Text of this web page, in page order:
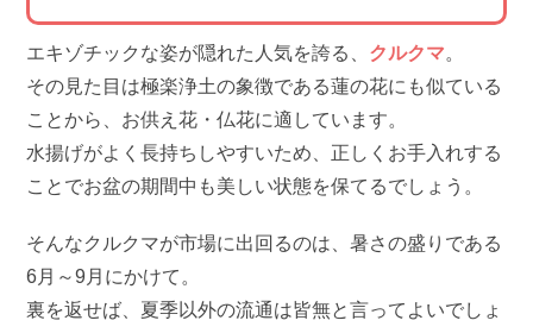
エキゾチックな姿が隠れた人気を誇る、 クルクマ。
その見た目は極楽浄土の象徴である蓮の花にも似ている
ことから、お供え花・仏花に適しています。
水揚げがよく長持ちしやすいため、正しくお手入れする
ことでお盆の期間中も美しい状態を保てるでしょう。
そんなクルクマが市場に出回るのは、暑さの盛りである
6月～9月にかけて。
裏を返せば、夏季以外の流通は皆無と言ってよいでしょ